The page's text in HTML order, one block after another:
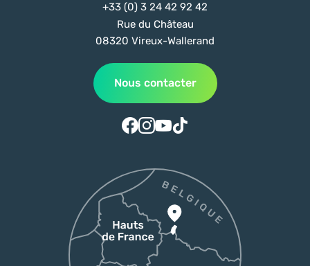
+33 (0) 3 24 42 92 42
Rue du Château
08320 Vireux-Wallerand
Nous contacter
Suivez-nous sur Facebook
Suivez-nous sur Instagram
Suivez-nous sur Youtube
Suivez-nous sur Tiktok